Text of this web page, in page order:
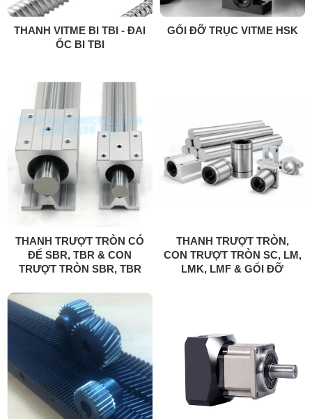
THANH VITME BI TBI - ĐAI
ỐC BI TBI
GỐI ĐỠ TRỤC VITME HSK
THANH TRƯỢT TRÒN CÓ
ĐẾ SBR, TBR & CON
TRƯỢT TRÒN SBR, TBR
THANH TRƯỢT TRÒN,
CON TRƯỢT TRÒN SC, LM,
LMK, LMF & GỐI ĐỠ